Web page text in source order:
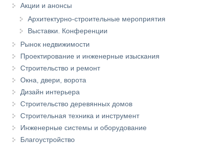
Акции и анонсы
Архитектурно-строительные мероприятия
Выставки. Конференции
Рынок недвижимости
Проектирование и инженерные изыскания
Строительство и ремонт
Окна, двери, ворота
Дизайн интерьера
Строительство деревянных домов
Строительная техника и инструмент
Инженерные системы и оборудование
Благоустройство